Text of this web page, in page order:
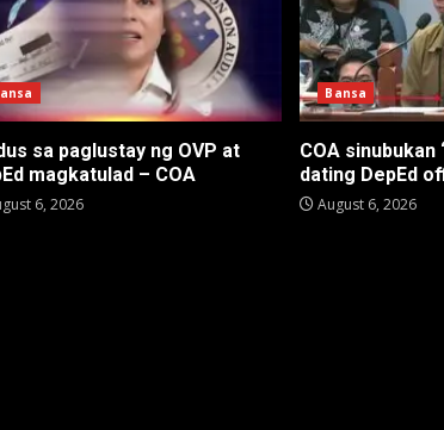
sa paglustay ng OVP at
magkatulad – COA
6, 2026
Bansa
COA sinubukan
dating DepEd
August 6, 2026